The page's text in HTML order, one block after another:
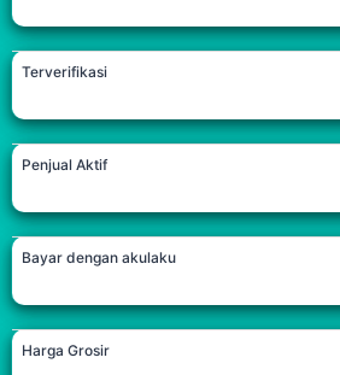
Terverifikasi
Penjual Aktif
Bayar dengan akulaku
Harga Grosir